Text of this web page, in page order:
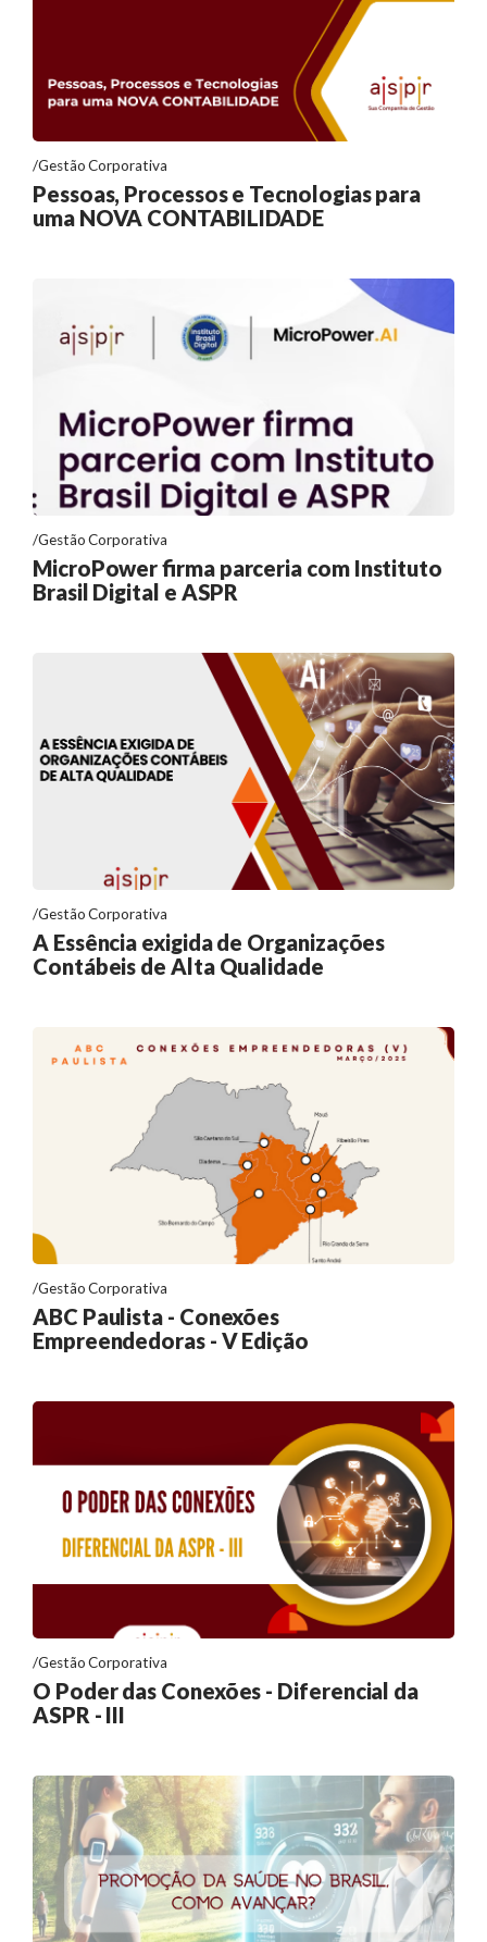
Gestão Corporativa
Pessoas, Processos e Tecnologias para
uma NOVA CONTABILIDADE
Gestão Corporativa
MicroPower firma parceria com Instituto
Brasil Digital e ASPR
Gestão Corporativa
A Essência exigida de Organizações
Contábeis de Alta Qualidade
Gestão Corporativa
ABC Paulista - Conexões
Empreendedoras - V Edição
Gestão Corporativa
O Poder das Conexões - Diferencial da
ASPR - III